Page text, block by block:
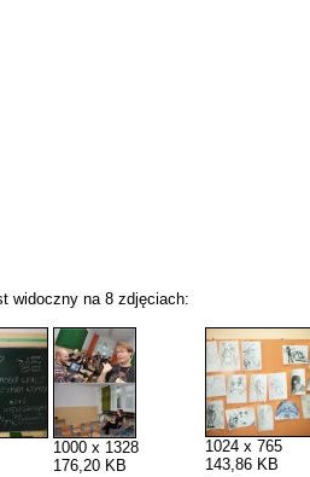
widoczny na 8 zdjęciach:
1000 x 1328
176,20 KB
1024 x 765
143,86 KB